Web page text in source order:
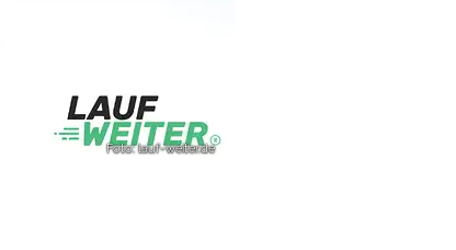
Foto: lauf-weiter.de